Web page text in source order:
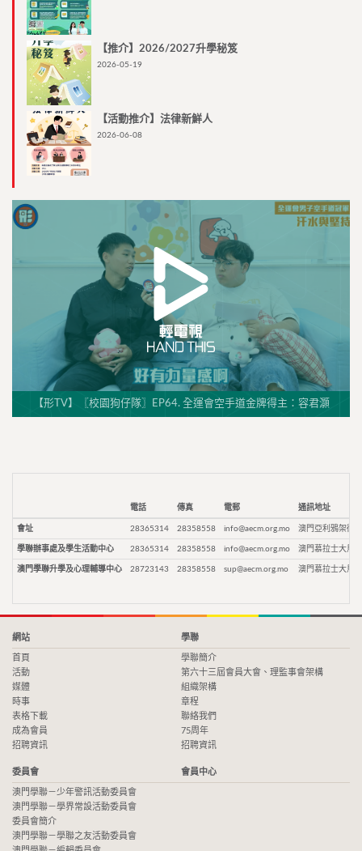
【推介】2026/2027升學秘笈
2026-05-19
【活動推介】法律新鮮人
2026-06-08
【形TV】〖校園狗仔隊〗EP64. 全運會空手道金牌得主：容君灝
電話 傳真 電郵 通訊地址
會址 28365314 28358558 info@aecm.org.mo 澳門亞利鴉架街9
學聯辦事處及學生活動中心 28365314 28358558 info@aecm.org.mo 澳門慕拉士大馬
澳門學聯升學及心理輔導中心 28723143 28358558 sup@aecm.org.mo 澳門慕拉士大馬
網站
首頁
活動
媒體
時事
表格下載
成為會員
招聘資訊
學聯
學聯簡介
第六十三屆會員大會、理監事會架構
組織架構
章程
聯絡我們
75周年
招聘資訊
委員會
澳門學聯－少年警訊活動委員會
澳門學聯－學界常設活動委員會
委員會簡介
澳門學聯－學聯之友活動委員會
會員中心